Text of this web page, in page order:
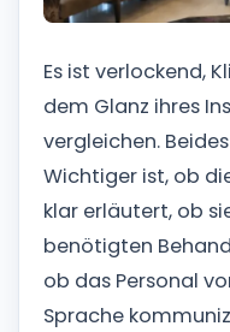
Es ist verlockend,
dem Glanz ihres
vergleichen.
Wichtiger ist, ob
klar erläutert, ob
benötigten
ob das Personal
Sprache